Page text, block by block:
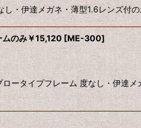
伊達メガネ・薄型1.6レンズ付
のみ￥15,120[ME-300]
イプフレーム 度なし・伊達メ